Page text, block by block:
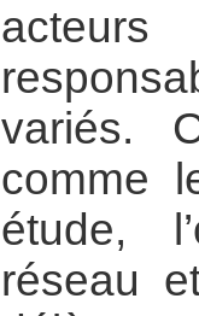
variés.
comme
étude,
réseau